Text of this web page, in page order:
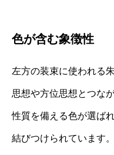
色が含む象徴性
左方の装束に使われる
思想や方位思想とつな
性質を備える色が選ば
結びつけられています